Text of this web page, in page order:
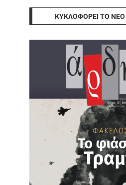
ΚΥΚΛΟΦΟΡΕΊ ΤΟ